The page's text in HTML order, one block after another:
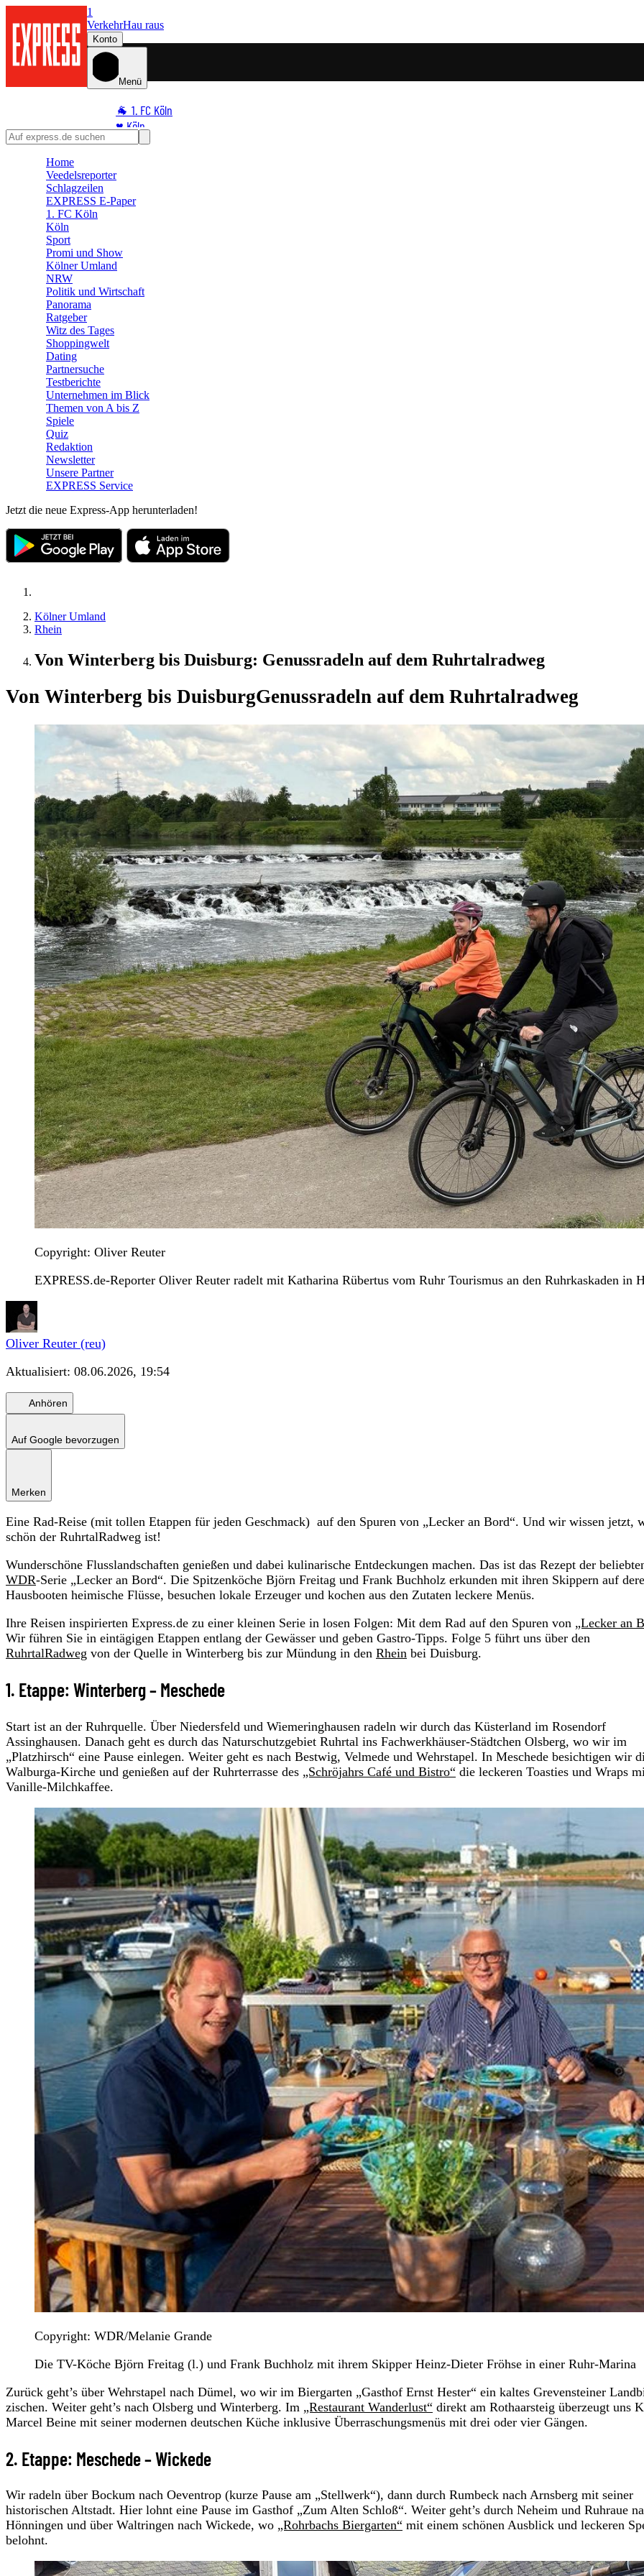
1
VerkehrHau raus
Konto
Menü
🐐 1. FC Köln
♥️ Köln
⭐ Promi
🛒 Shoppingwelt
🧩 Spiele
Home
Veedelsreporter
Schlagzeilen
EXPRESS E-Paper
1. FC Köln
Köln
Sport
Promi und Show
Kölner Umland
NRW
Politik und Wirtschaft
Panorama
Ratgeber
Witz des Tages
Shoppingwelt
Dating
Partnersuche
Testberichte
Unternehmen im Blick
Themen von A bis Z
Spiele
Quiz
Redaktion
Newsletter
Unsere Partner
EXPRESS Service
Jetzt die neue Express-App herunterladen!
Kölner Umland
Rhein
Von Winterberg bis Duisburg: Genussradeln auf dem Ruhrtalradweg
Von Winterberg bis DuisburgGenussradeln auf dem Ruhrtalradweg
Copyright: Oliver Reuter
EXPRESS.de-Reporter Oliver Reuter radelt mit Katharina Rübertus vom Ruhr Tourismus an den Ruhrkaskaden in
Oliver Reuter (reu)
Aktualisiert: 08.06.2026, 19:54
Anhören
Auf Google bevorzugen
Merken
Eine Rad-Reise (mit tollen Etappen für jeden Geschmack) auf den Spuren von „Lecker an Bord“. Und wir wissen jetzt,
schön der RuhrtalRadweg ist!
Wunderschöne Flusslandschaften genießen und dabei kulinarische Entdeckungen machen. Das ist das Rezept der
WDR-Serie „Lecker an Bord“. Die Spitzenköche Björn Freitag und Frank Buchholz erkunden mit ihren Skippern auf
Hausbooten heimische Flüsse, besuchen lokale Erzeuger und kochen aus den Zutaten leckere Menüs.
Ihre Reisen inspirierten Express.de zu einer kleinen Serie in losen Folgen: Mit dem Rad auf den Spuren von „Lecker an
Wir führen Sie in eintägigen Etappen entlang der Gewässer und geben Gastro-Tipps. Folge 5 führt uns über den
RuhrtalRadweg von der Quelle in Winterberg bis zur Mündung in den Rhein bei Duisburg.
1. Etappe: Winterberg – Meschede
Start ist an der Ruhrquelle. Über Niedersfeld und Wiemeringhausen radeln wir durch das Küsterland im Rosendorf
Assinghausen. Danach geht es durch das Naturschutzgebiet Ruhrtal ins Fachwerkhäuser-Städtchen Olsberg, wo wir im
„Platzhirsch“ eine Pause einlegen. Weiter geht es nach Bestwig, Velmede und Wehrstapel. In Meschede besichtigen wir
Walburga-Kirche und genießen auf der Ruhrterrasse des „Schröjahrs Café und Bistro“ die leckeren Toasties und Wraps
Vanille-Milchkaffee.
Copyright: WDR/Melanie Grande
Die TV-Köche Björn Freitag (l.) und Frank Buchholz mit ihrem Skipper Heinz-Dieter Fröhse in einer Ruhr-Marina
Zurück geht’s über Wehrstapel nach Dümel, wo wir im Biergarten „Gasthof Ernst Hester“ ein kaltes Grevensteiner
zischen. Weiter geht’s nach Olsberg und Winterberg. Im „Restaurant Wanderlust“ direkt am Rothaarsteig überzeugt uns
Marcel Beine mit seiner modernen deutschen Küche inklusive Überraschungsmenüs mit drei oder vier Gängen.
2. Etappe: Meschede – Wickede
Wir radeln über Bockum nach Oeventrop (kurze Pause am „Stellwerk“), dann durch Rumbeck nach Arnsberg mit seiner
historischen Altstadt. Hier lohnt eine Pause im Gasthof „Zum Alten Schloß“. Weiter geht’s durch Neheim und Ruhraue
Hönningen und über Waltringen nach Wickede, wo „Rohrbachs Biergarten“ mit einem schönen Ausblick und leckeren
belohnt.